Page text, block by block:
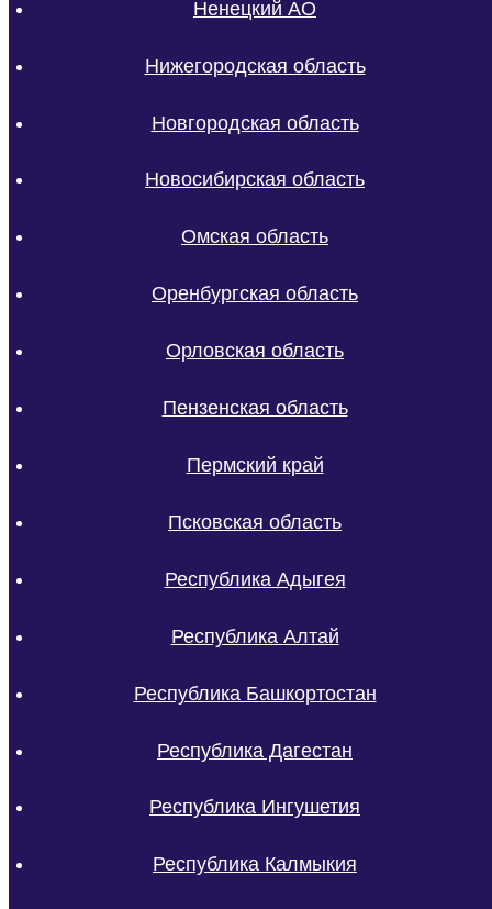
Ненецкий АО
Нижегородская область
Новгородская область
Новосибирская область
Омская область
Оренбургская область
Орловская область
Пензенская область
Пермский край
Псковская область
Республика Адыгея
Республика Алтай
Республика Башкортостан
Республика Дагестан
Республика Ингушетия
Республика Калмыкия